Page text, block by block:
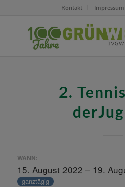
Kontakt Impressum
2.
WANN:
15. August 2022 – 19.
ganztägig